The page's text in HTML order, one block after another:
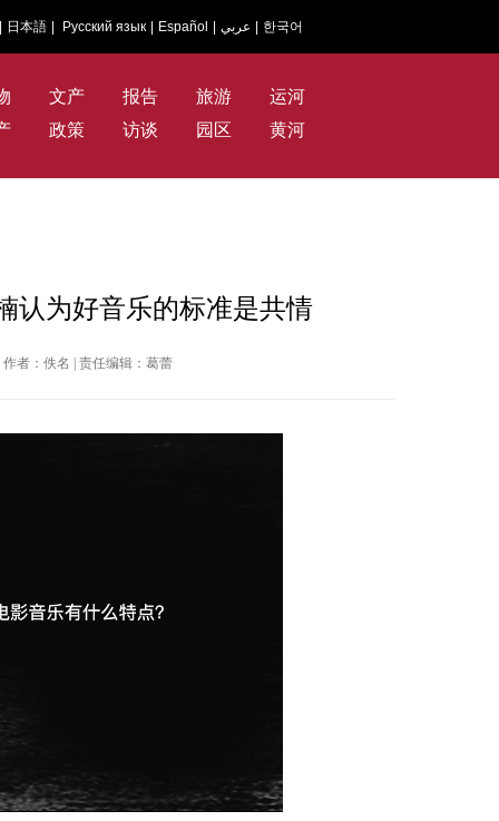
日本語 Русский язык Español عربي 한국어
文产 报告 旅游
运河
政策 访谈 园区 黄河
认为好音乐的标准是共情
作者：佚名 | 责任编辑：葛蕾
Picture
Fullscreen